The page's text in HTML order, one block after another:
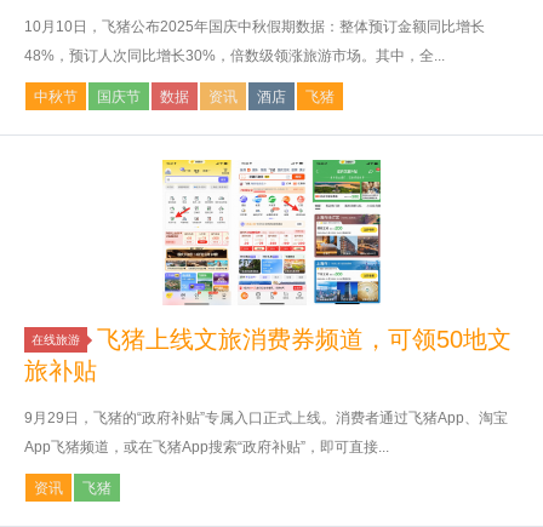
10月10日，飞猪公布2025年国庆中秋假期数据：整体预订金额同比增长
48%，预订人次同比增长30%，倍数级领涨旅游市场。其中，全...
中秋节 国庆节 数据 资讯 酒店 飞猪
在线旅游
飞猪上线文旅消费券频道，可领50地文
旅补贴
9月29日，飞猪的“政府补贴”专属入口正式上线。消费者通过飞猪App、淘宝
App飞猪频道，或在飞猪App搜索“政府补贴”，即可直接...
资讯 飞猪